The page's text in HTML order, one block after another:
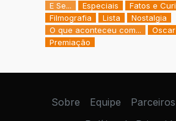
E Se...
Especiais
Fatos e
Filmografia
Lista
Nostalgia
O que aconteceu com...
Oscar
Premiação
Sobre Equipe Parceiros